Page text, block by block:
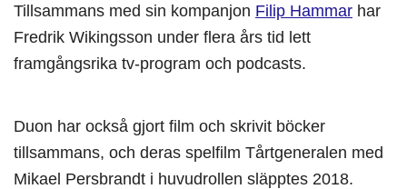
Tillsammans med sin kompanjon Filip Hammar har
Fredrik Wikingsson under flera års tid lett
framgångsrika tv-program och podcasts.
Duon har också gjort film och skrivit böcker
tillsammans, och deras spelfilm Tårtgeneralen med
Mikael Persbrandt i huvudrollen släpptes 2018.